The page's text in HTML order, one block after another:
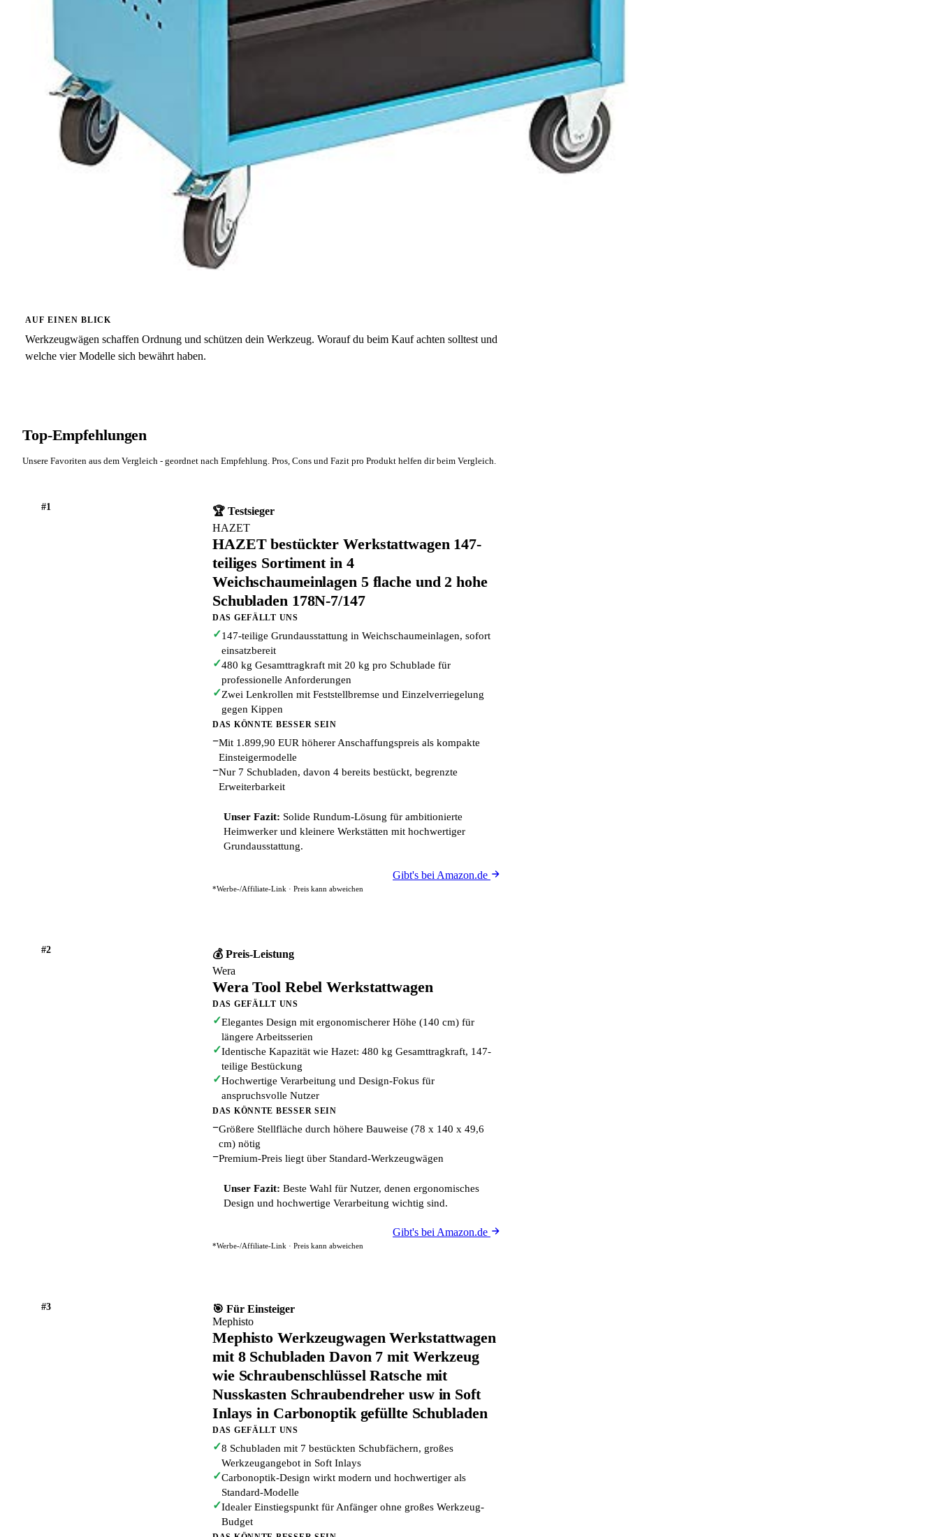
AUF EINEN BLICK
Werkzeugwägen schaffen Ordnung und schützen dein Werkzeug. Worauf du beim Kauf achten solltest und
welche vier Modelle sich bewährt haben.
Top-Empfehlungen
Unsere Favoriten aus dem Vergleich - geordnet nach Empfehlung. Pros, Cons und Fazit pro Produkt helfen dir beim Vergleich.
#1
🏆 Testsieger
HAZET
HAZET bestückter Werkstattwagen 147-
teiliges Sortiment in 4
Weichschaumeinlagen 5 flache und 2 hohe
Schubladen 178N-7/147
DAS GEFÄLLT UNS
✓147-teilige Grundausstattung in Weichschaumeinlagen, sofort
einsatzbereit
✓480 kg Gesamttragkraft mit 20 kg pro Schublade für
professionelle Anforderungen
✓Zwei Lenkrollen mit Feststellbremse und Einzelverriegelung
gegen Kippen
DAS KÖNNTE BESSER SEIN
−Mit 1.899,90 EUR höherer Anschaffungspreis als kompakte
Einsteigermodelle
−Nur 7 Schubladen, davon 4 bereits bestückt, begrenzte
Erweiterbarkeit
Unser Fazit: Solide Rundum-Lösung für ambitionierte
Heimwerker und kleinere Werkstätten mit hochwertiger
Grundausstattung.
Gibt's bei Amazon.de
*Werbe-/Affiliate-Link · Preis kann abweichen
#2
💰 Preis-Leistung
Wera
Wera Tool Rebel Werkstattwagen
DAS GEFÄLLT UNS
✓Elegantes Design mit ergonomischerer Höhe (140 cm) für
längere Arbeitsserien
✓Identische Kapazität wie Hazet: 480 kg Gesamttragkraft, 147-
teilige Bestückung
✓Hochwertige Verarbeitung und Design-Fokus für
anspruchsvolle Nutzer
DAS KÖNNTE BESSER SEIN
−Größere Stellfläche durch höhere Bauweise (78 x 140 x 49,6
cm) nötig
−Premium-Preis liegt über Standard-Werkzeugwägen
Unser Fazit: Beste Wahl für Nutzer, denen ergonomisches
Design und hochwertige Verarbeitung wichtig sind.
Gibt's bei Amazon.de
*Werbe-/Affiliate-Link · Preis kann abweichen
#3
🎯 Für Einsteiger
Mephisto
Mephisto Werkzeugwagen Werkstattwagen
mit 8 Schubladen Davon 7 mit Werkzeug
wie Schraubenschlüssel Ratsche mit
Nusskasten Schraubendreher usw in Soft
Inlays in Carbonoptik gefüllte Schubladen
DAS GEFÄLLT UNS
✓8 Schubladen mit 7 bestückten Schubfächern, großes
Werkzeugangebot in Soft Inlays
✓Carbonoptik-Design wirkt modern und hochwertiger als
Standard-Modelle
✓Idealer Einstiegspunkt für Anfänger ohne großes Werkzeug-
Budget